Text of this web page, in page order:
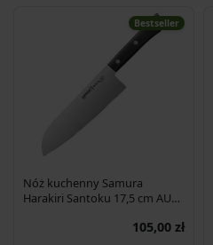
Bestseller
Nóż kuchenny Samura
Harakiri Santoku 17,5 cm AUS-
105,00 zł